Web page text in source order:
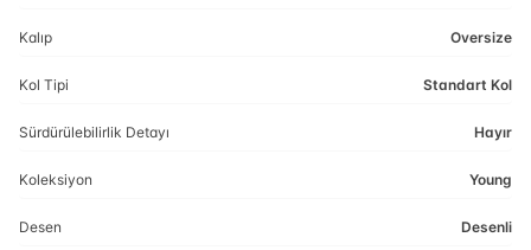
Kalıp Oversize
Kol Tipi Standart Kol
Sürdürülebilirlik Detayı Hayır
Koleksiyon Young
Desen Desenli